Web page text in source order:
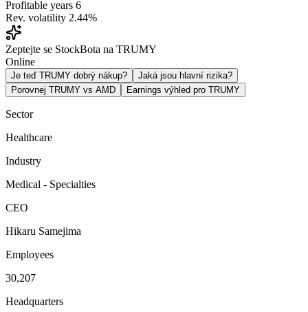
Profitable years 6
Rev. volatility 2.44%
Zeptejte se StockBota na TRUMY
Online
Je teď TRUMY dobrý nákup?
Jaká jsou hlavní rizika?
Porovnej TRUMY vs AMD
Earnings výhled pro TRUMY
Sector
Healthcare
Industry
Medical - Specialties
CEO
Hikaru Samejima
Employees
30,207
Headquarters